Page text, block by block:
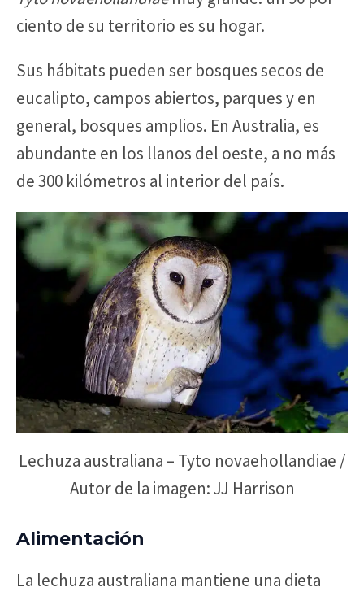
ciento de su territorio es su hogar.
Sus hábitats pueden ser bosques secos de
eucalipto, campos abiertos, parques y en
general, bosques amplios. En Australia, es
abundante en los llanos del oeste, a no más
de 300 kilómetros al interior del país.
Lechuza australiana – Tyto novaehollandiae /
Autor de la imagen: JJ Harrison
Alimentación
La lechuza australiana mantiene una dieta